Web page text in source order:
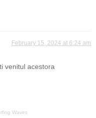
February 15, 2024 at 6:24 am
acestora
Waves